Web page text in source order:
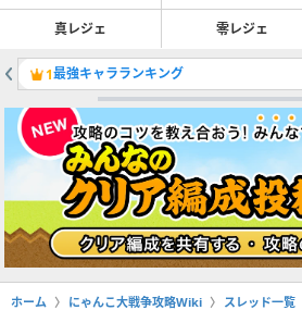
真レジェ 零レジェ
1最強キャラランキング
ホーム にゃんこ大戦争攻略Wiki スレッド一覧